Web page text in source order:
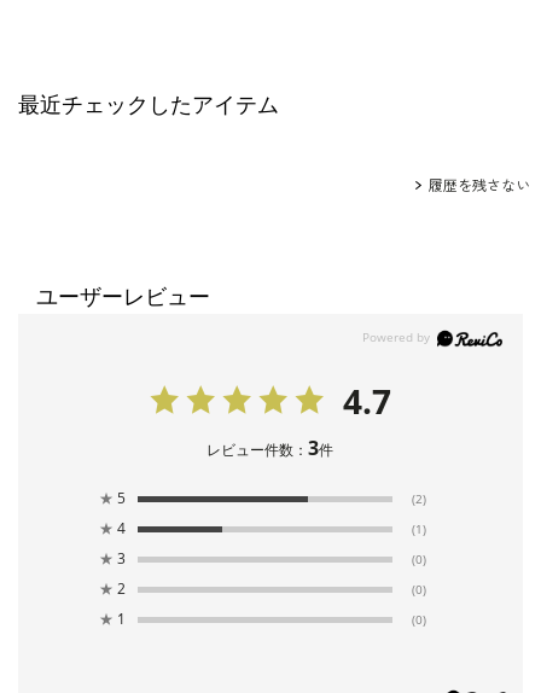
最近チェックしたアイテム
履歴を残さない
ユーザーレビュー
4.7
レビュー件数：3件
★ 5 (2)
★ 4 (1)
★ 3 (0)
★ 2 (0)
★ 1 (0)